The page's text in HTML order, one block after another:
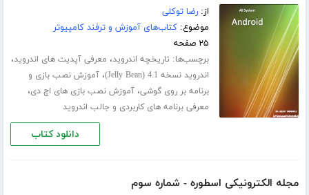
از:رضا توکلی
موضوع:کتاب‌های آموزش و ترفند کامپیوتر
۲۵ صفحه
برچسب‌ها: تاریخچه اندروید، معرفی آپدیت های اندروید،
اندروید نسخه 4.1 (Jelly Bean) ،آموزش نصب بازی و
برنامه بر روی گوشی،آموزش نصب بازی های اچ دی،
معرفی برنامه های کاربردی و جالب اندروید
دانلود کتاب
مجله الکترونیکی اسطوره - شماره سوم